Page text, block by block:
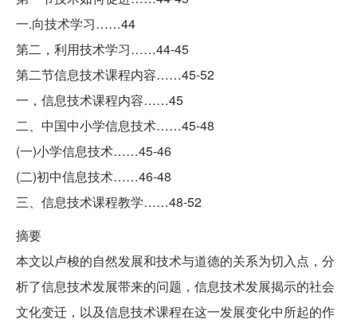
一.向技术学习……44
第二，利用技术学习……44-45
第二节信息技术课程内容……45-52
一，信息技术课程内容……45
二、中国中小学信息技术……45-48
(一)小学信息技术……45-46
(二)初中信息技术……46-48
三、信息技术课程教学……48-52
摘要
本文以卢梭的自然发展和技术与道德的关系为切入点，分
析了信息技术发展带来的问题，信息技术发展揭示的社会
文化变迁，以及信息技术课程在这一发展变化中所起的作